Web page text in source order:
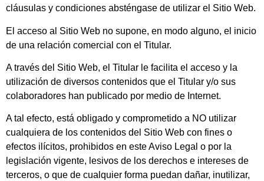
cláusulas y condiciones absténgase de utilizar el Sitio Web.
El acceso al Sitio Web no supone, en modo alguno, el inicio
de una relación comercial con el Titular.
A través del Sitio Web, el Titular le facilita el acceso y la
utilización de diversos contenidos que el Titular y/o sus
colaboradores han publicado por medio de Internet.
A tal efecto, está obligado y comprometido a NO utilizar
cualquiera de los contenidos del Sitio Web con fines o
efectos ilícitos, prohibidos en este Aviso Legal o por la
legislación vigente, lesivos de los derechos e intereses de
terceros, o que de cualquier forma puedan dañar, inutilizar,